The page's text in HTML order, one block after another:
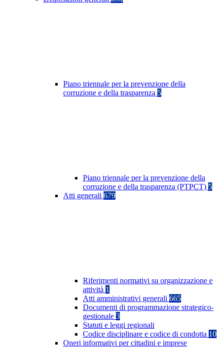
Piano triennale per la prevenzione della
corruzione e della trasparenza 5
Piano triennale per la prevenzione della
corruzione e della trasparenza (PTPCT) 5
Atti generali 679
Riferimenti normativi su organizzazione e
attività 1
Atti amministrativi generali 665
Documenti di programmazione strategico-
gestionale 3
Statuti e leggi regionali
Codice disciplinare e codice di condotta 10
Oneri informativi per cittadini e imprese